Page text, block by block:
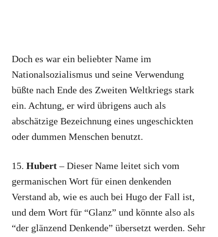
Doch es war ein beliebter Name im
Nationalsozialismus und seine Verwendung
büßte nach Ende des Zweiten Weltkriegs stark
ein. Achtung, er wird übrigens auch als
abschätzige Bezeichnung eines ungeschickten
oder dummen Menschen benutzt.
15. Hubert– Dieser Name leitet sich vom
germanischen Wort für einen denkenden
Verstand ab, wie es auch bei Hugo der Fall ist,
und dem Wort für “Glanz” und könnte also als
“der glänzend Denkende” übersetzt werden. Sehr